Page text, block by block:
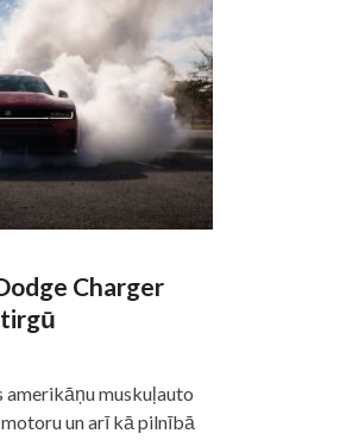
Charger
amerikāņu muskuļauto
un arī kā pilnībā